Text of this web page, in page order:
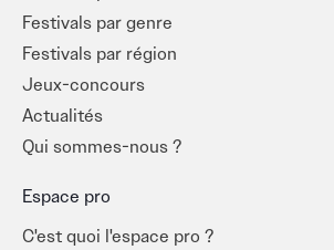
totale.
Entre Vannes, Lorient, Belle-Île ou
villages du pays d’Auray, impossible de
de la fête. LeMorbihan
Festivals par genre
Festivals par région
Jeux-concours
Actualités
Qui sommes-nous ?
Espace pro
C'est quoi l'espace pro ?